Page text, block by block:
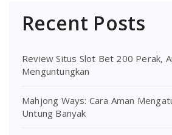
Recent Posts
Review Situs Slot Bet 200 Perak,
Menguntungkan
Mahjong Ways: Cara Aman
Untung Banyak